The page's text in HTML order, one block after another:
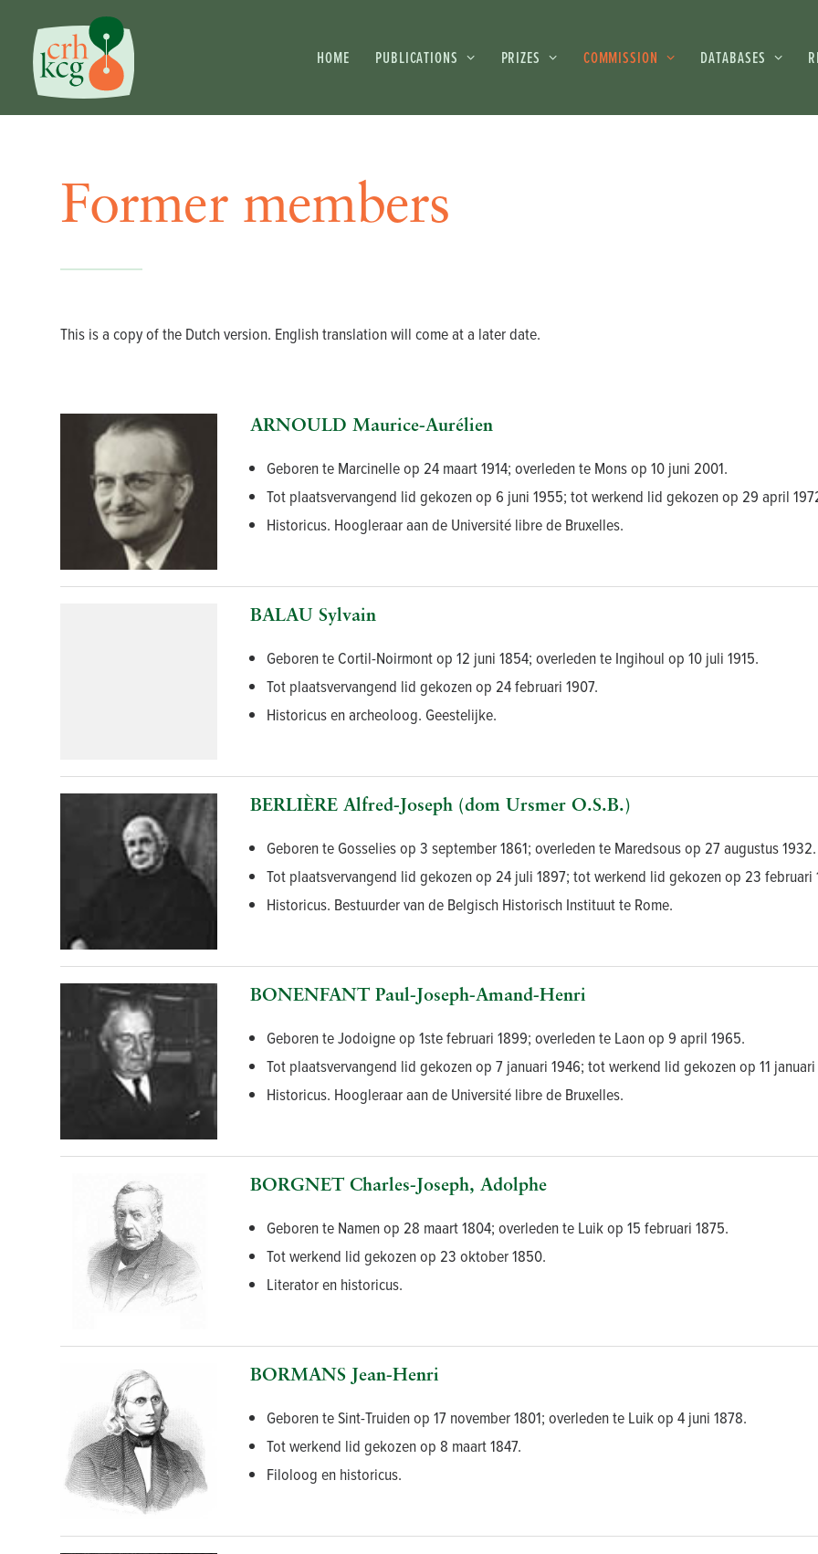
HOME PUBLICATIONS PRIZES COMMISSION DATABASES
Former members
This is a copy of the Dutch version. English translation will come at a later date.
ARNOULD Maurice-Aurélien
Geboren te Marcinelle op 24 maart 1914; overleden te Mons op 10 juni 2001.
Tot plaatsvervangend lid gekozen op 6 juni 1955; tot werkend lid gekozen op 29 april
Historicus. Hoogleraar aan de Université libre de Bruxelles.
BALAU Sylvain
Geboren te Cortil-Noirmont op 12 juni 1854; overleden te Ingihoul op 10 juli 1915.
Tot plaatsvervangend lid gekozen op 24 februari 1907.
Historicus en archeoloog. Geestelijke.
BERLIÈRE Alfred-Joseph (dom Ursmer O.S.B.)
Geboren te Gosselies op 3 september 1861; overleden te Maredsous op 27 augustus 1932.
Tot plaatsvervangend lid gekozen op 24 juli 1897; tot werkend lid gekozen op 23
Historicus. Bestuurder van de Belgisch Historisch Instituut te Rome.
BONENFANT Paul-Joseph-Amand-Henri
Geboren te Jodoigne op 1ste februari 1899; overleden te Laon op 9 april 1965.
Tot plaatsvervangend lid gekozen op 7 januari 1946; tot werkend lid gekozen op 11
Historicus. Hoogleraar aan de Université libre de Bruxelles.
BORGNET Charles-Joseph, Adolphe
Geboren te Namen op 28 maart 1804; overleden te Luik op 15 februari 1875.
Tot werkend lid gekozen op 23 oktober 1850.
Literator en historicus.
BORMANS Jean-Henri
Geboren te Sint-Truiden op 17 november 1801; overleden te Luik op 4 juni 1878.
Tot werkend lid gekozen op 8 maart 1847.
Filoloog en historicus.